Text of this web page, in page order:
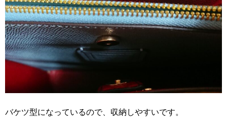
バケツ型になっているので、収納しやすいです。